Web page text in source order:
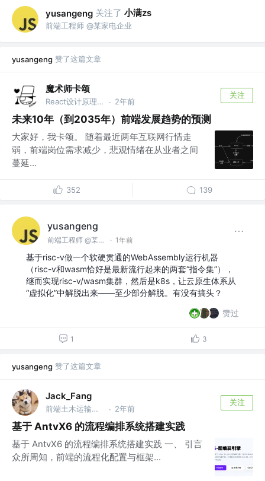
yusangeng 关注了 小满zs
前端工程师 @某家电企业
yusangeng 赞了这篇文章
魔术师卡颂
React设计原理 作者 @裸辞前是前端｜自由职业3年 · 2年前
关注
未来10年（到2035年）前端发展趋势的预测
大家好，我卡颂。 随着最近两年互联网行情走
弱，前端岗位需求减少，悲观情绪在从业者之间
蔓延...
352 139
yusangeng
前端工程师 @某家电企业 · 1年前
基于risc-v做一个软硬贯通的WebAssembly运行机器
（risc-v和wasm恰好是最新流行起来的两套“指令集”），
继而实现risc-v/wasm集群，然后是k8s，让云原生体系从
“虚拟化”中解脱出来——至少部分解脱。有没有搞头？
赞过
1 3
yusangeng 赞了这篇文章
Jack_Fang
前端土木运输工程狮 · 2年前
关注
基于 AntvX6 的流程编排系统搭建实践
基于 AntvX6 的流程编排系统搭建实践 一、 引言
众所周知，前端的流程化配置与框架...